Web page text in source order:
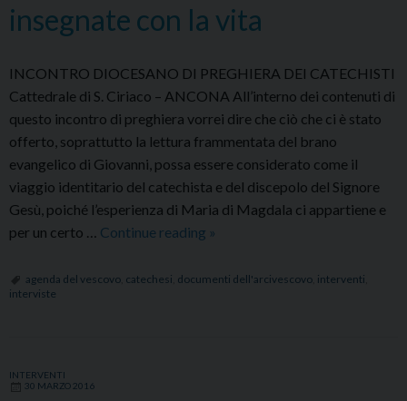
insegnate con la vita
INCONTRO DIOCESANO DI PREGHIERA DEI CATECHISTI
Cattedrale di S. Ciriaco – ANCONA All’interno dei contenuti di
questo incontro di preghiera vorrei dire che ciò che ci è stato
offerto, soprattutto la lettura frammentata del brano
evangelico di Giovanni, possa essere considerato come il
viaggio identitario del catechista e del discepolo del Signore
Gesù, poiché l’esperienza di Maria di Magdala ci appartiene e
per un certo … Continue reading 2015/05/03:
che
»
agenda del vescovo catechesi documenti dell'arcivescovo interventi
interviste
INTERVENTI
30 MARZO 2016